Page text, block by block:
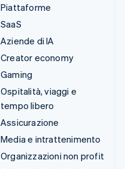
Piattaforme
SaaS
Aziende di IA
Creator economy
Gaming
Ospitalità, viaggi e
tempo libero
Assicurazione
Media e intrattenimento
Organizzazioni non profit